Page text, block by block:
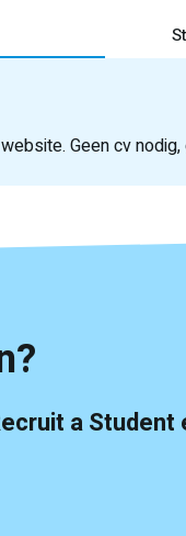
Geen cv
a Student